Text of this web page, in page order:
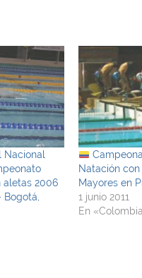
Nacional
aletas 2006
Bogotá,
Natación
Mayores en
1 junio 2011
En